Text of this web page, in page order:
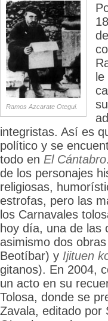
Ramos Azcarate Otegui.
le
integristas. Así es
político y se
todo en El Cántabro
de los personajes
religiosas,
estrofas, pero las
los Carnavales
hoy día, una de las
asimismo dos
Beotíbar) y Ijituen
gitanos). En 2004,
un acto en su
Tolosa, donde se
Zavala, editado por